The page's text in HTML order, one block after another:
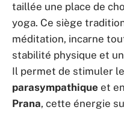
taillée une place de
yoga. Ce siège
méditation, incarne
stabilité physique et
Il permet de stimuler le
parasympathique et
Prana, cette énergie